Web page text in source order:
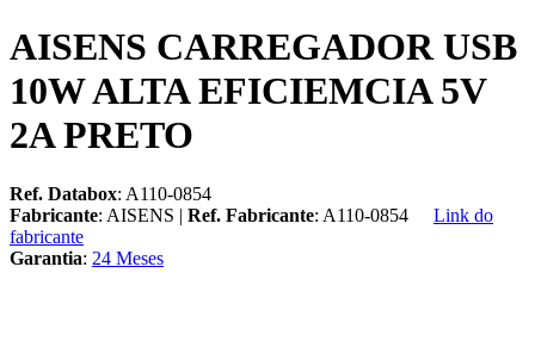
AISENS CARREGADOR USB
10W ALTA EFICIEMCIA 5V
2A PRETO
Ref. Databox: A110-0854
Fabricante: AISENS | Ref. Fabricante: A110-0854
Link do
fabricante
Garantia: 24 Meses